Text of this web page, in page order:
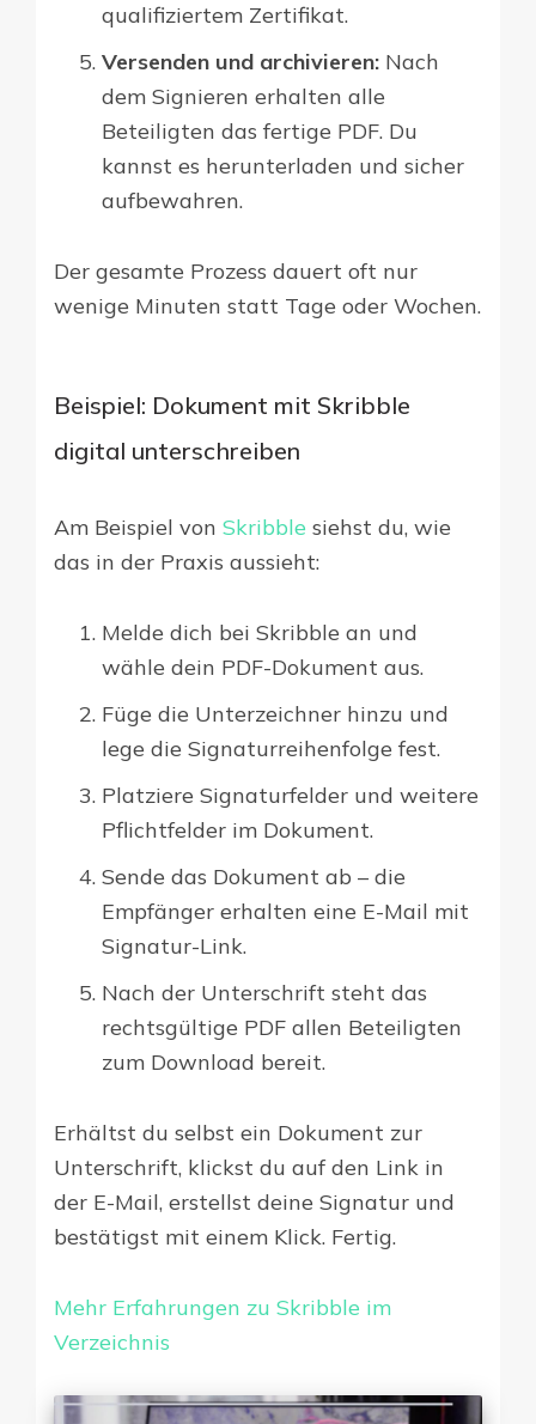
qualifiziertem Zertifikat.
Versenden und archivieren: Nach
dem Signieren erhalten alle
Beteiligten das fertige PDF. Du
kannst es herunterladen und sicher
aufbewahren.
Der gesamte Prozess dauert oft nur
wenige Minuten statt Tage oder Wochen.
Beispiel: Dokument mit Skribble
digital unterschreiben
Am Beispiel von Skribble siehst du, wie
das in der Praxis aussieht:
Melde dich bei Skribble an und
wähle dein PDF-Dokument aus.
Füge die Unterzeichner hinzu und
lege die Signaturreihenfolge fest.
Platziere Signaturfelder und weitere
Pflichtfelder im Dokument.
Sende das Dokument ab – die
Empfänger erhalten eine E-Mail mit
Signatur-Link.
Nach der Unterschrift steht das
rechtsgültige PDF allen Beteiligten
zum Download bereit.
Erhältst du selbst ein Dokument zur
Unterschrift, klickst du auf den Link in
der E-Mail, erstellst deine Signatur und
bestätigst mit einem Klick. Fertig.
Mehr Erfahrungen zu Skribble im
Verzeichnis